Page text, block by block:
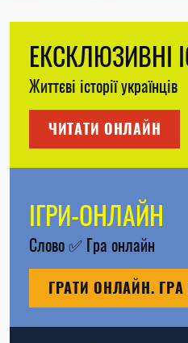
ЕКСКЛЮЗИВНІ
Життєві історії українців
ЧИТАТИ ОНЛАЙН
ІГРИ-ОНЛАЙН
Слово✅ Гра онлайн
ГРАТИ ОНЛАЙН.